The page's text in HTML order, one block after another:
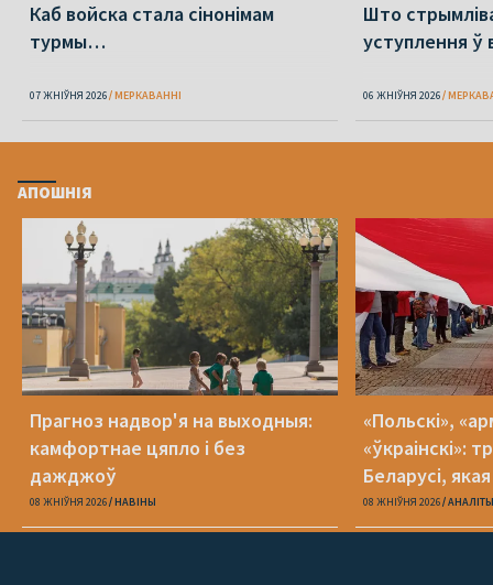
Каб войска стала сінонімам
турмы…
07 ЖНІЎНЯ 2026 МЕРКАВАННI
Што
уступлення ў
06 ЖНІЎНЯ 2026
АПОШНІЯ
Прагноз надвор'я на выходныя:
камфортнае цяпло і без
дажджоў
08 ЖНІЎНЯ 2026 НАВІНЫ
«Польскі»,
«ўкраінскі»:
Беларусі,
08 ЖНІЎНЯ 2026